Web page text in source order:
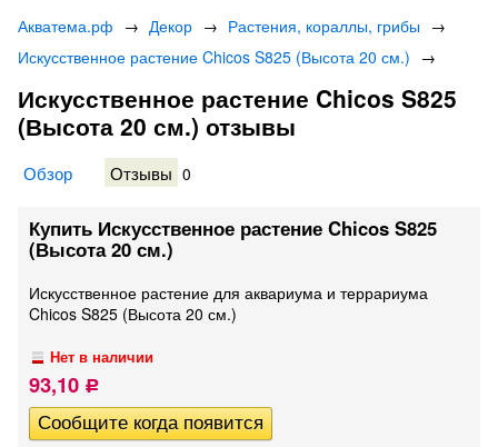
Акватема.рф → Декор → Растения, кораллы, грибы →
Искусственное растение Chicos S825 (Высота 20 см.) →
Искусственное растение Chicos S825
(Высота 20 см.) отзывы
Обзор Отзывы 0
Купить Искусственное растение Chicos S825
(Высота 20 см.)
Искусственное растение для аквариума и террариума
Chicos S825 (Высота 20 см.)
Нет в наличии
93,10 Р